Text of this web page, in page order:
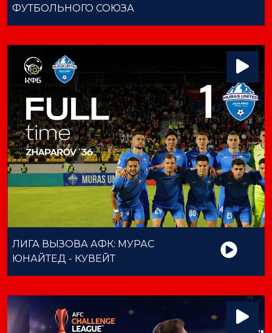
ФУТБОЛЬНОГО СОЮЗА
ЛИГА ВЫЗОВА АФК: МУРАС
ЮНАЙТЕД - КУВЕЙТ